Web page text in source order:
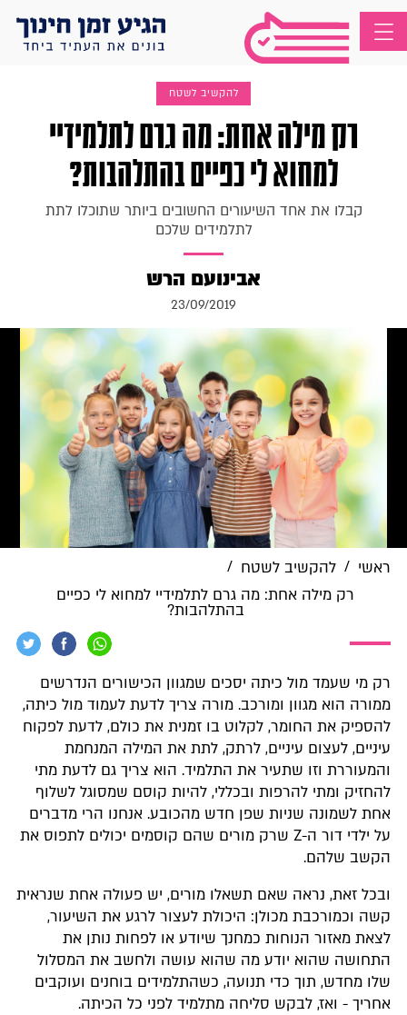
להקשיב לשטח
רק מילה אחת: מה גרם לתלמידיי
למחוא לי כפיים בהתלהבות?
קבלו את אחד השיעורים החשובים ביותר שתוכלו לתת
לתלמידים שלכם
אבינועם הרש
23/09/2019
ראשי / להקשיב לשטח /
רק מילה אחת: מה גרם לתלמידיי למחוא לי כפיים
בהתלהבות?
רק מי שעמד מול כיתה יסכים שמגוון הכישורים הנדרשים
ממורה הוא מגוון ומורכב. מורה צריך לדעת לעמוד מול כיתה,
להספיק את החומר, לקלוט בו זמנית את כולם, לדעת לפקוח
עיניים, לעצום עיניים, לרתק, לתת את המילה המנחמת
והמעוררת וזו שתעיר את התלמיד. הוא צריך גם לדעת מתי
להחזיק ומתי להרפות ובכללי, להיות קוסם שמסוגל לשלוף
אחת לשמונה שניות שפן חדש מהכובע. אנחנו הרי מדברים
על ילדי דור ה-Z שרק מורים שהם קוסמים יכולים לתפוס את
הקשב שלהם.
ובכל זאת, נראה שאם תשאלו מורים, יש פעולה אחת שנראית
קשה וכמורכבת מכולן: היכולת לעצור לרגע את השיעור,
לצאת מאזור הנוחות כמחנך שיודע או לפחות נותן את
התחושה שהוא יודע מה שהוא עושה ולחשב את המסלול
שלו מחדש, תוך כדי תנועה, כשהתלמידים בוחנים ועוקבים
אחריך - ואז, לבקש סליחה מתלמיד לפני כל הכיתה.